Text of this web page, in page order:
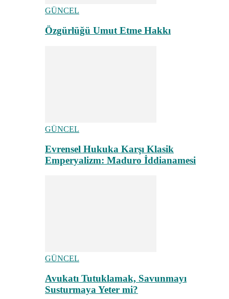
GÜNCEL
Özgürlüğü Umut Etme Hakkı
GÜNCEL
Evrensel Hukuka Karşı Klasik
Emperyalizm: Maduro İddianamesi
GÜNCEL
Avukatı Tutuklamak, Savunmayı
Susturmaya Yeter mi?